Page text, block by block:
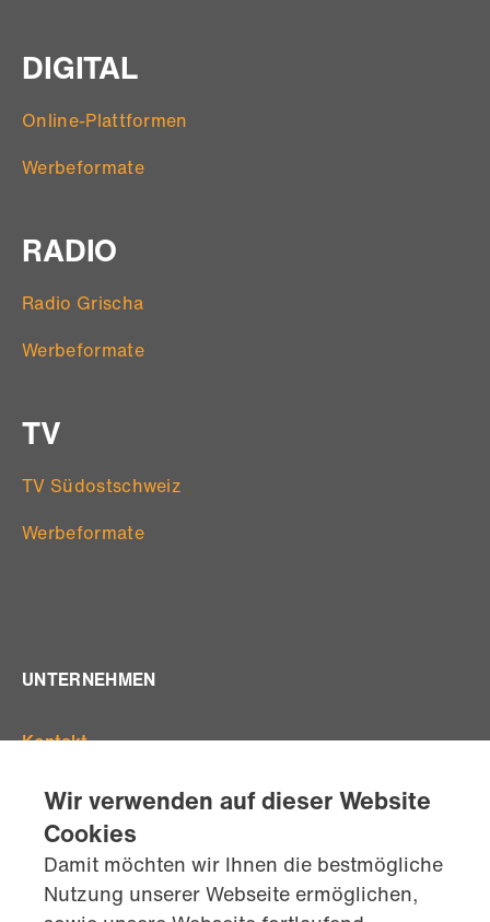
DIGITAL
Online-Plattformen
Werbeformate
RADIO
Radio Grischa
Werbeformate
TV
TV Südostschweiz
Werbeformate
UNTERNEHMEN
Kontakt
Standorte
Team
AGB's
Datenschutz
Wir verwenden auf dieser Website
Cookies
Damit möchten wir Ihnen die bestmögliche
Nutzung unserer Webseite ermöglichen,